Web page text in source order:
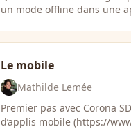
un mode offline dans une
Le mobile
Mathilde Lemée
Premier pas avec Corona
d’applis mobile (https://